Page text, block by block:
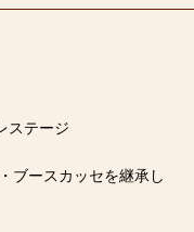
ステージ
ブースカッセを継承し